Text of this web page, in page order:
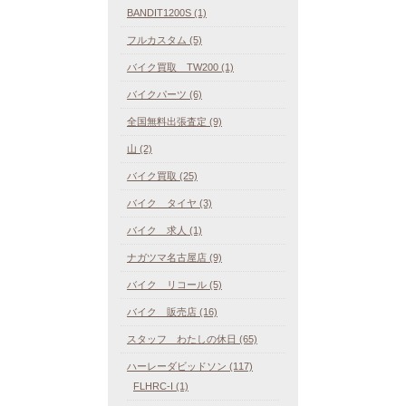
BANDIT1200S (1)
フルカスタム (5)
バイク買取 TW200 (1)
バイクパーツ (6)
全国無料出張査定 (9)
山 (2)
バイク買取 (25)
バイク タイヤ (3)
バイク 求人 (1)
ナガツマ名古屋店 (9)
バイク リコール (5)
バイク 販売店 (16)
スタッフ わたしの休日 (65)
ハーレーダビッドソン (117)
FLHRC-I (1)